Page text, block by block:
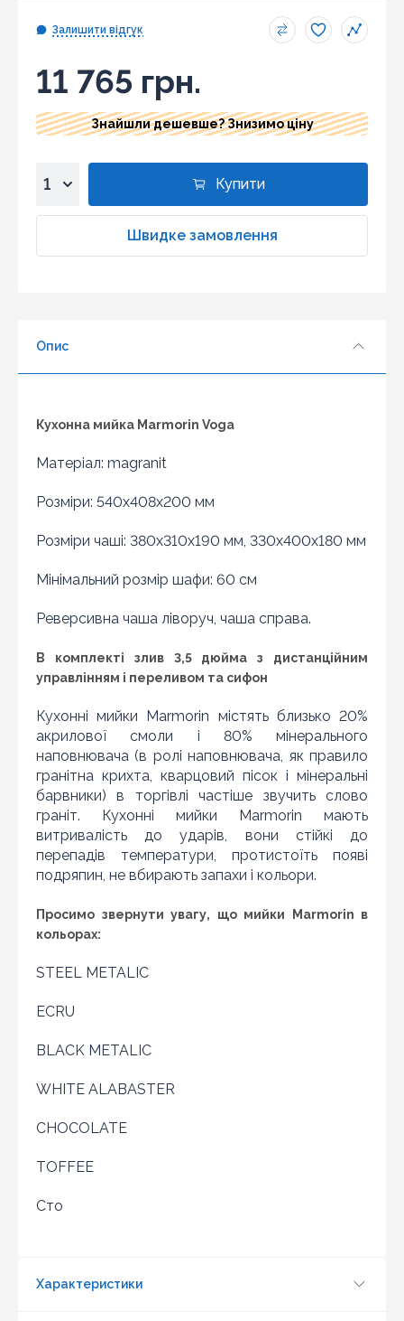
Залишити відгук
11 765 грн.
Знайшли дешевше? Знизимо ціну
3
7
8
10
Купити
Швидке замовлення
Опис
Кухонна мийка Marmorin Voga
Матеріал: magranit
Розміри: 540x408x200 мм
Розміри чаші: 380x310x190 мм, 330х400х180 мм
Мінімальний розмір шафи: 60 см
Реверсивна чаша ліворуч, чаша справа.
В комплекті злив 3,5 дюйма з дистанційним
управлінням і переливом та сифон
Кухонні мийки Marmorin містять близько 20%
акрилової смоли і 80% мінерального
наповнювача (в ролі наповнювача, як правило
гранітна крихта, кварцовий пісок і мінеральні
барвники) в торгівлі частіше звучить слово
граніт. Кухонні мийки Marmorin мають
витривалість до ударів, вони стійкі до
перепадів температури, протистоїть появі
подряпин, не вбирають запахи і кольори.
Просимо звернути увагу, що мийки Marmorin в
кольорах:
STEEL METALIC
ECRU
BLACK METALIC
WHITE ALABASTER
CHOCOLATE
TOFFEE
Сто
Характеристики
Знайшли дешевше?
Шановні клієнти нашого магазину! Якщо ви блукаючи
по інтернету знайшли ціну потрібного Вам товару
дешевше ніж у нас ... дайте нам знати, і ми будемо
раді запропонувати вигіднішу для Вас ціну (за умови,
що товар даної моделі повинен бути у конкурента в
наявності і ціна на даний товар в іншому інтернет-
магазині актуальна і діюча)
Оновити капчу